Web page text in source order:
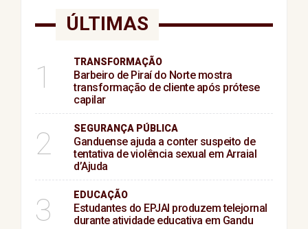
ÚLTIMAS
1 TRANSFORMAÇÃO
Barbeiro de Piraí do Norte mostra
transformação de cliente após prótese
capilar
2 SEGURANÇA PÚBLICA
Ganduense ajuda a conter suspeito de
tentativa de violência sexual em Arraial
d’Ajuda
3 EDUCAÇÃO
Estudantes do EPJAI produzem telejornal
durante atividade educativa em Gandu